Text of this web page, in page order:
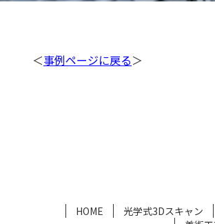
＜事例ページに戻る＞
HOME 光学式3Dスキャン